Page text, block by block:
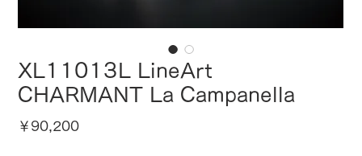
XL11013L LineArt
CHARMANT La Campanella
￥90,200価